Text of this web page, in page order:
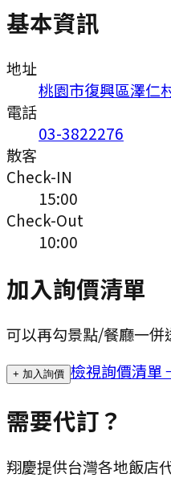
基本資訊
地址
桃園市復興區澤仁
電話
03-3822276
散客
Check-IN
15:00
Check-Out
10:00
加入詢價清單
可以再勾景點/餐廳一併
+ 加入詢價 檢視詢價清單
需要代訂？
翔慶提供台灣各地飯店